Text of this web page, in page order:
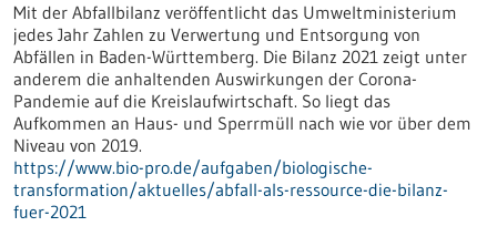
Mit der Abfallbilanz veröffentlicht das Umweltministerium
jedes Jahr Zahlen zu Verwertung und Entsorgung von
Abfällen in Baden-Württemberg. Die Bilanz 2021 zeigt unter
anderem die anhaltenden Auswirkungen der Corona-
Pandemie auf die Kreislaufwirtschaft. So liegt das
Aufkommen an Haus- und Sperrmüll nach wie vor über dem
Niveau von 2019.
https://www.bio-pro.de/aufgaben/biologische-
transformation/aktuelles/abfall-als-ressource-die-bilanz-
fuer-2021